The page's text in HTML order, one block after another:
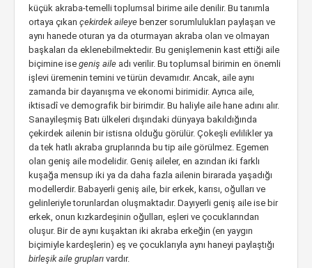
küçük akraba-temelli toplumsal birime aile denilir. Bu tanımla
ortaya çıkan çekirdek aileye benzer sorumlulukları paylaşan ve
aynı hanede oturan ya da oturmayan akraba olan ve olmayan
başkaları da eklenebilmektedir. Bu genişlemenin kast ettiği aile
biçimine ise geniş aile adı verilir. Bu toplumsal birimin en önemli
işlevi üremenin temini ve türün devamıdır. Ancak, aile aynı
zamanda bir dayanışma ve ekonomi birimidir. Ayrıca aile,
iktisadî ve demografik bir birimdir. Bu haliyle aile hane adını alır.
Sanayileşmiş Batı ülkeleri dışındaki dünyaya bakıldığında
çekirdek ailenin bir istisna olduğu görülür. Çokeşli evlilikler ya
da tek hatlı akraba gruplarında bu tip aile görülmez. Egemen
olan geniş aile modelidir. Geniş aileler, en azından iki farklı
kuşağa mensup iki ya da daha fazla ailenin birarada yaşadığı
modellerdir. Babayerli geniş aile, bir erkek, karısı, oğulları ve
gelinleriyle torunlardan oluşmaktadır. Dayıyerli geniş aile ise bir
erkek, onun kızkardeşinin oğulları, eşleri ve çocuklarından
oluşur. Bir de aynı kuşaktan iki akraba erkeğin (en yaygın
biçimiyle kardeşlerin) eş ve çocuklarıyla aynı haneyi paylaştığı
birleşik aile grupları vardır.